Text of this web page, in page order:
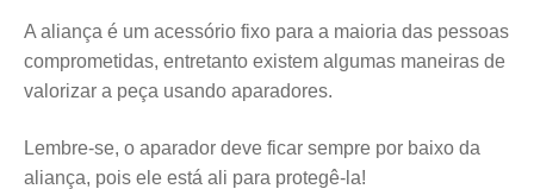
A aliança é um acessório fixo para a maioria das pessoas
comprometidas, entretanto existem algumas maneiras de
valorizar a peça usando aparadores.
Lembre-se, o aparador deve ficar sempre por baixo da
aliança, pois ele está ali para protegê-la!